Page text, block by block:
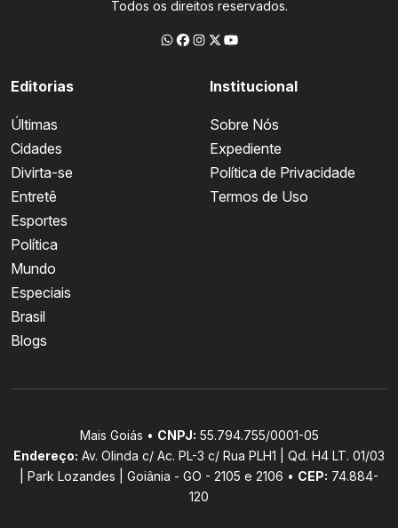
Todos os direitos reservados.
Editorias
Últimas
Cidades
Divirta-se
Entretê
Esportes
Política
Mundo
Especiais
Brasil
Blogs
Institucional
Sobre Nós
Expediente
Política de Privacidade
Termos de Uso
Mais Goiás • CNPJ: 55.794.755/0001-05
Endereço: Av. Olinda c/ Ac. PL-3 c/ Rua PLH1 | Qd. H4 LT. 01/03
| Park Lozandes | Goiânia - GO - 2105 e 2106 • CEP: 74.884-
120